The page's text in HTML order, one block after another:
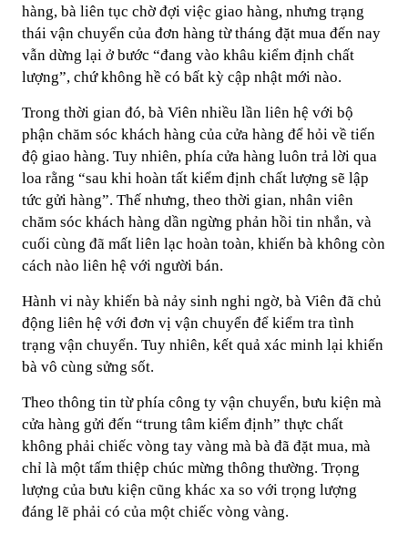
hàng, bà liên tục chờ đợi việc giao hàng, nhưng trạng
thái vận chuyển của đơn hàng từ tháng đặt mua đến nay
vẫn dừng lại ở bước “đang vào khâu kiểm định chất
lượng”, chứ không hề có bất kỳ cập nhật mới nào.
Trong thời gian đó, bà Viên nhiều lần liên hệ với bộ
phận chăm sóc khách hàng của cửa hàng để hỏi về tiến
độ giao hàng. Tuy nhiên, phía cửa hàng luôn trả lời qua
loa rằng “sau khi hoàn tất kiểm định chất lượng sẽ lập
tức gửi hàng”. Thế nhưng, theo thời gian, nhân viên
chăm sóc khách hàng dần ngừng phản hồi tin nhắn, và
cuối cùng đã mất liên lạc hoàn toàn, khiến bà không còn
cách nào liên hệ với người bán.
Hành vi này khiến bà nảy sinh nghi ngờ, bà Viên đã chủ
động liên hệ với đơn vị vận chuyển để kiểm tra tình
trạng vận chuyển. Tuy nhiên, kết quả xác minh lại khiến
bà vô cùng sửng sốt.
Theo thông tin từ phía công ty vận chuyển, bưu kiện mà
cửa hàng gửi đến “trung tâm kiểm định” thực chất
không phải chiếc vòng tay vàng mà bà đã đặt mua, mà
chỉ là một tấm thiệp chúc mừng thông thường. Trọng
lượng của bưu kiện cũng khác xa so với trọng lượng
đáng lẽ phải có của một chiếc vòng vàng.